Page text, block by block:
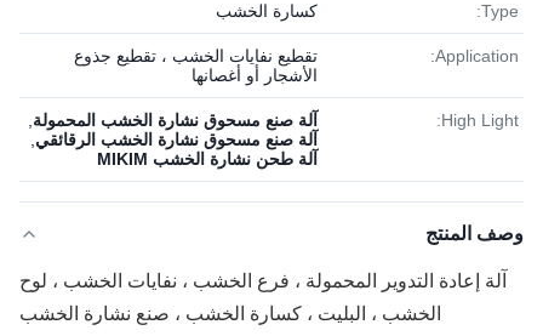
Type: كسارة الخشب
Application:
تقطيع نفايات الخشب ، تقطيع جذوع
الأشجار أو أغصانها
High Light: آلة صنع مسحوق نشارة الخشب المحمولة
آلة صنع مسحوق نشارة الخشب الرقائقي
آلة طحن نشارة الخشب MIKIM
وصف المنتج
آلة إعادة التدوير المحمولة ، فرع الخشب ، نفايات الخشب ، لوح
الخشب ، البليت ، كسارة الخشب ، صنع نشارة الخشب